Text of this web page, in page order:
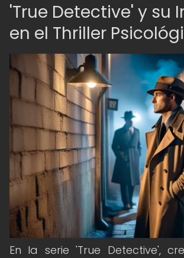
'True Detective' y su
en el Thriller
En la serie 'True Detective',